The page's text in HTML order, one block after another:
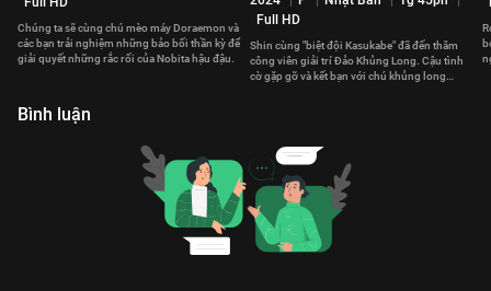
Chúng ta sẽ cùng chú mèo máy Doraemon và
các bạn trải nghiệm những bảo bối thần kỳ để
giải quyết những rắc rối của Nobita hậu đậu.
Full HD
Shin cùng "biệt đội Kasukabe" đã đến thăm
công viên giải trí Đảo Khủng Long. Cậu tình
cờ gặp gỡ và kết bạn với chú khủng long
Bình luận